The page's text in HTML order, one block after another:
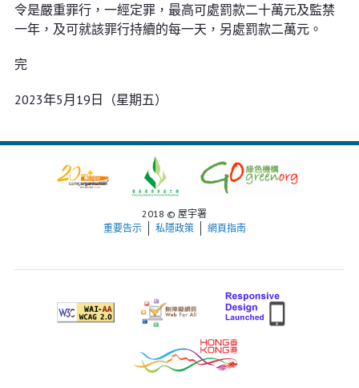
令是嚴重罪行，一經定罪，最高可處罰款二十萬元及監禁
一年，及可就該罪行持續的每一天，另處罰款二萬元。
完
2023年5月19日（星期五）
2018 © 屋宇署
重要告示
私隱政策 網頁指南